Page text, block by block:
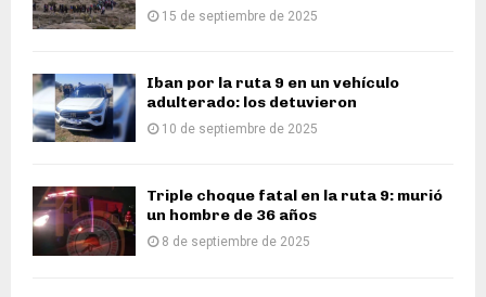
15 de septiembre de 2025
Iban por la ruta 9 en un vehículo
adulterado: los detuvieron
10 de septiembre de 2025
Triple choque fatal en la ruta 9: murió
un hombre de 36 años
8 de septiembre de 2025